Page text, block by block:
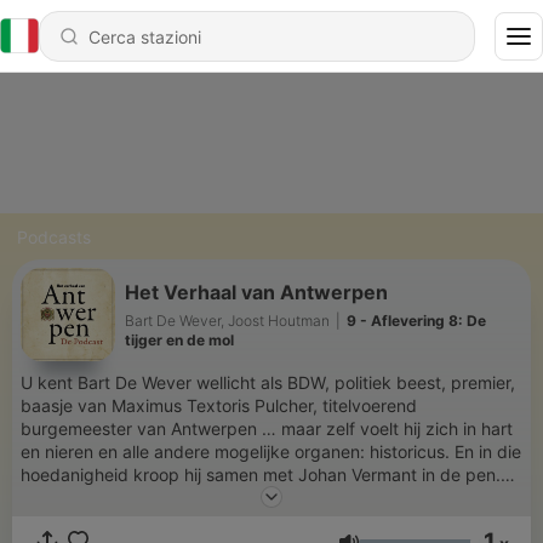
Podcasts
Het Verhaal van Antwerpen
Bart De Wever, Joost Houtman
9 - Aflevering 8: De
tijger en de mol
U kent Bart De Wever wellicht als BDW, politiek beest, premier,
baasje van Maximus Textoris Pulcher, titelvoerend
burgemeester van Antwerpen … maar zelf voelt hij zich in hart
en nieren en alle andere mogelijke organen: historicus. En in die
hoedanigheid kroop hij samen met Johan Vermant in de pen.
Dat resulteerde in het boek ‘Het Verhaal van Antwerpen’